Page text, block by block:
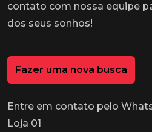
contato com nossa equipe
dos seus sonhos!
Fazer uma nova busca
Entre em contato pelo
Loja 01